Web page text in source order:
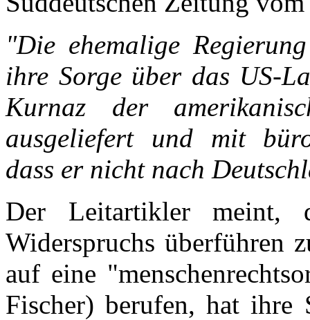
"Die ehemalige
ihre Sorge über das US-
Kurnaz der
ausgeliefert und mit
dass er nicht nach
Der Leitartikler meint,
Widerspruchs überführen
auf eine
Fischer) berufen, hat ihre